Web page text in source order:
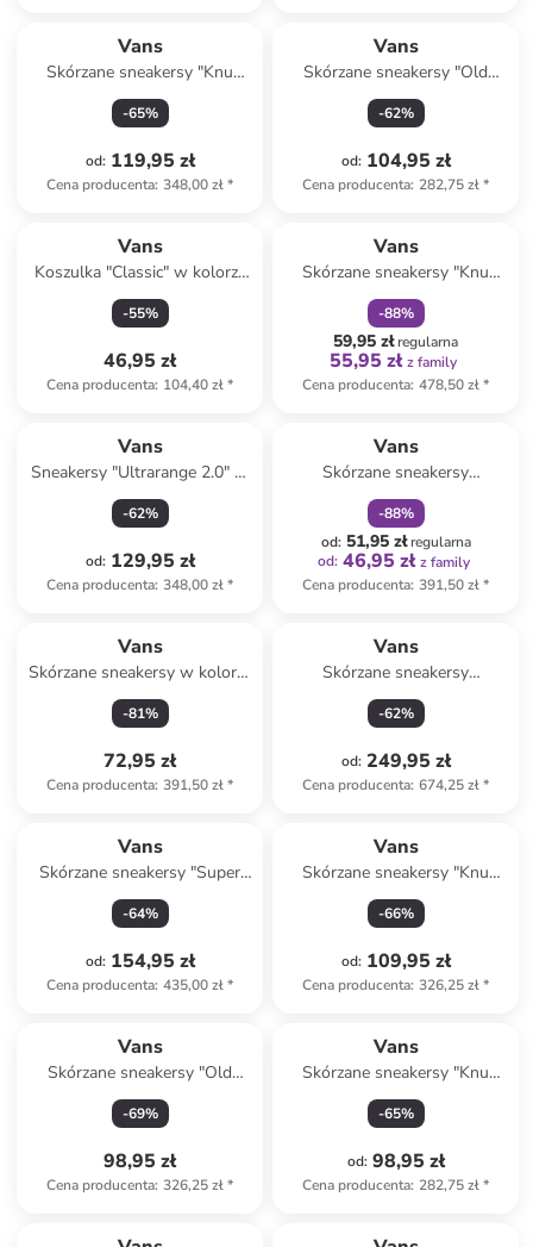
Vans
Skórzane sneakersy "Knu
Skool" w kolorze granatowo-
białym
-65%
od: 119,95 zł
Cena producenta: 348,00 zł*
Vans
Skórzane sneakersy "Old
Skool" w kolorze khaki
-62%
od: 104,95 zł
Cena producenta: 282,75 zł*
Vans
Koszulka "Classic" w kolorze
białym
-55%
46,95 zł
Cena producenta: 104,40 zł*
Vans
Skórzane sneakersy "Knu
Stack" w kolorze
jasnoróżowo-białym
-88%
59,95 złregularna
55,95 zł z family
Cena producenta: 478,50 zł*
Vans
Sneakersy "Ultrarange 2.0" w
kolorze beżowym
-62%
od: 129,95 zł
Cena producenta: 348,00 zł*
Vans
Skórzane sneakersy
"UltraRange Hi V MTE-1" w
kolorze jasnobrązowym
-88%
od: 51,95 złregularna
od: 46,95 zł z family
Cena producenta: 391,50 zł*
Vans
Skórzane sneakersy w kolorze
jasnobrązowym
-81%
72,95 zł
Cena producenta: 391,50 zł*
Vans
Skórzane sneakersy
"Crosspath XC" w kolorze
pomarańczowym
-62%
od: 249,95 zł
Cena producenta: 674,25 zł*
Vans
Skórzane sneakersy "Super
Lowpro" w kolorze różowo-
zielonym
-64%
od: 154,95 zł
Cena producenta: 435,00 zł*
Vans
Skórzane sneakersy "Knu
Skool" w kolorze czarnym
-66%
od: 109,95 zł
Cena producenta: 326,25 zł*
Vans
Skórzane sneakersy "Old
Skool" w kolorze czarno-
różowym
-69%
98,95 zł
Cena producenta: 326,25 zł*
Vans
Skórzane sneakersy "Knu
Skool" w kolorze
jasnoróżowo-fioletowym
-65%
od: 98,95 zł
Cena producenta: 282,75 zł*